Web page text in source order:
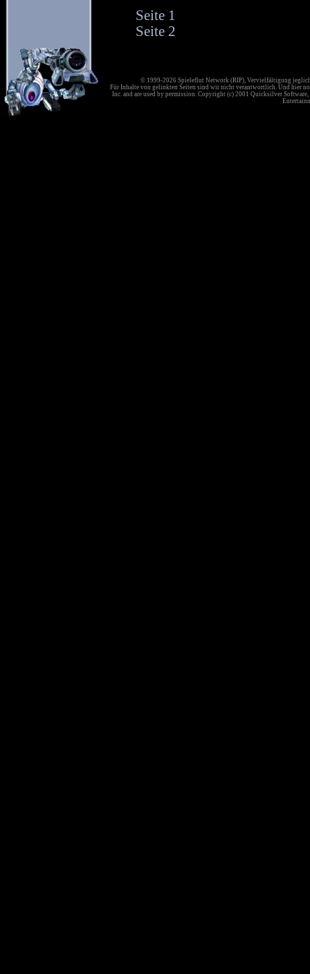
Seite 1
Seite 2
© 1999-2026 Spieleflut Network (RIP), Vervielfältigung
Für Inhalte von gelinkten Seiten sind wir nicht verantwortlich. Und hier
Inc. and are used by permission. Copyright (c) 2001 Quicksilver